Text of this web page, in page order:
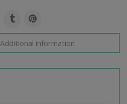
Additional information